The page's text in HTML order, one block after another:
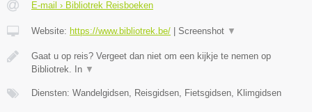
E-mail › Bibliotrek Reisboeken
Website: https://www.bibliotrek.be/ Screenshot ▼
Gaat u op reis? Vergeet dan niet om een kijkje te nemen op
Bibliotrek. In ▼
Diensten: Wandelgidsen, Reisgidsen, Fietsgidsen, Klimgidsen